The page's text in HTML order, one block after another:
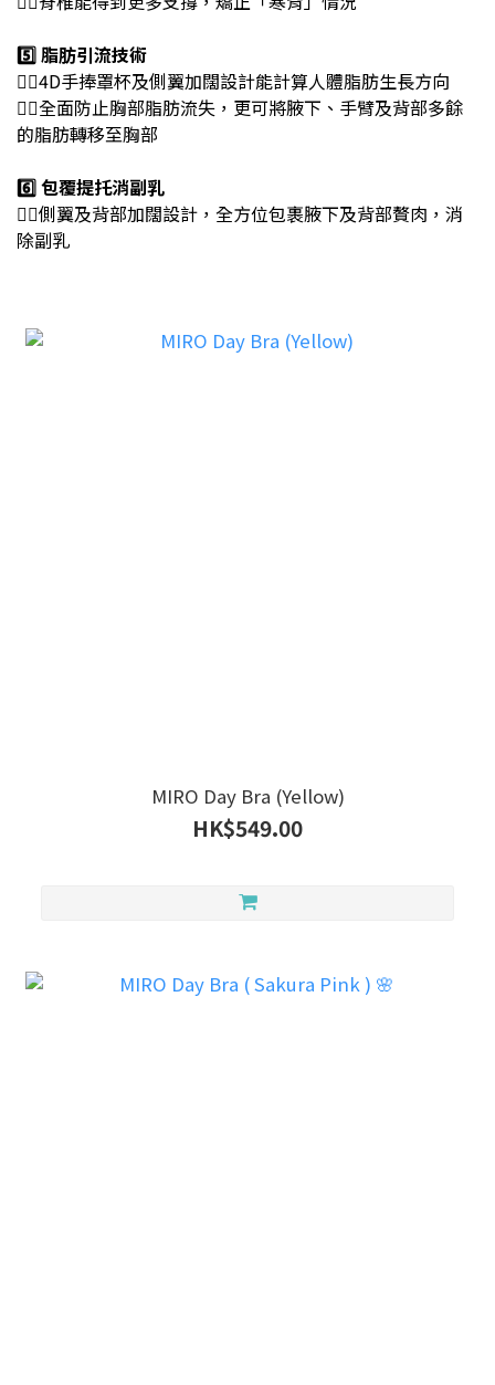
5️⃣ 脂肪引流技術
👉🏻4D手捧罩杯及側翼加闊設計能計算人體脂肪生長方向
👉🏻全面防止胸部脂肪流失，更可將腋下、手臂及背部多餘
的脂肪轉移至胸部
6️⃣ 包覆提托消副乳
👉🏻側翼及背部加闊設計，全方位包裹腋下及背部贅肉，消
除副乳
MIRO Day Bra (Yellow)
HK$549.00